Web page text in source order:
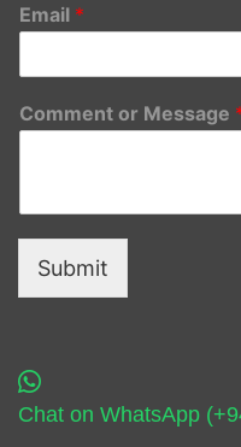
Email *
Comment or Message
Submit
Chat on WhatsApp